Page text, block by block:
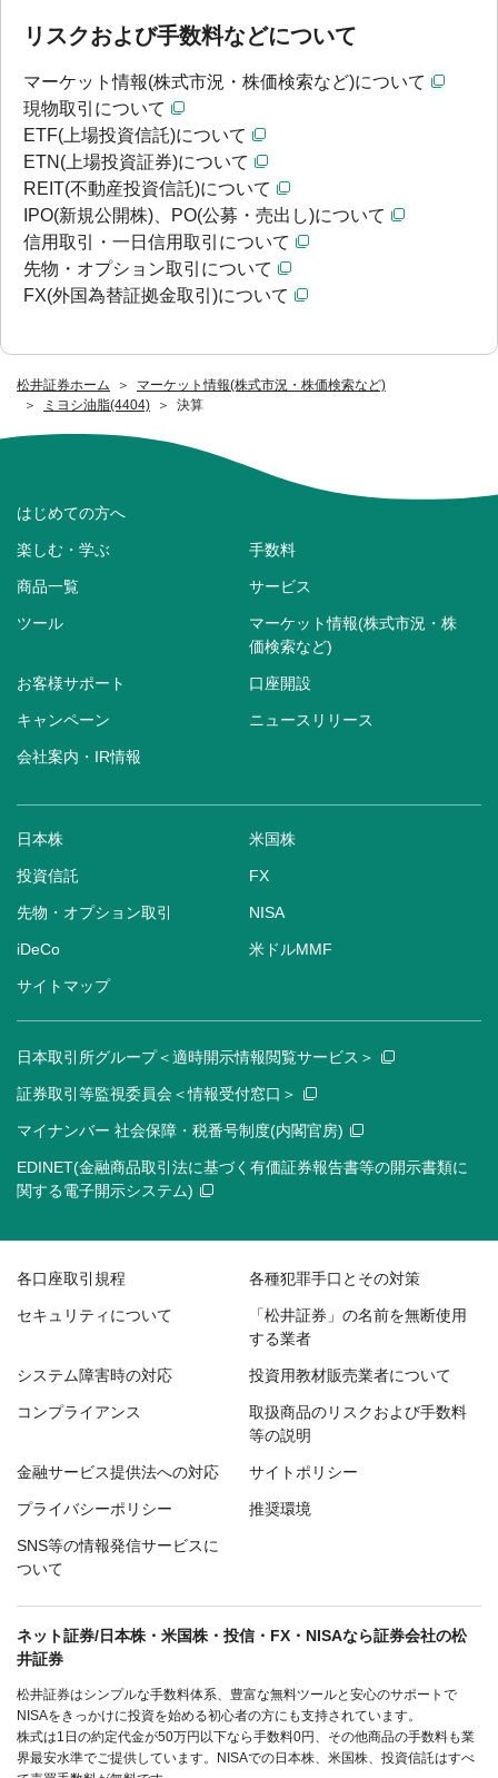
松井証券ホーム
マーケット情報(株式市況・株価検索など)
ミヨシ油脂(4404)
決算
リスクおよび手数料などについて
マーケット情報(株式市況・株価検索など)について
現物取引について
ETF(上場投資信託)について
ETN(上場投資証券)について
REIT(不動産投資信託)について
IPO(新規公開株)、PO(公募・売出し)について
信用取引・一日信用取引について
先物・オプション取引について
FX(外国為替証拠金取引)について
はじめての方へ
楽しむ・学ぶ 手数料
商品一覧 サービス
ツール
マーケット情報(株式市況・株
価検索など)
お客様サポート 口座開設
キャンペーン ニュースリリース
会社案内・IR情報
日本株 米国株
投資信託 FX
先物・オプション取引 NISA
iDeCo 米ドルMMF
サイトマップ
日本取引所グループ＜適時開示情報閲覧サービス＞
証券取引等監視委員会＜情報受付窓口＞
マイナンバー 社会保障・税番号制度(内閣官房)
EDINET(金融商品取引法に基づく有価証券報告書等の開示書類に
関する電子開示システム)
各口座取引規程 各種犯罪手口とその対策
セキュリティについて
「松井証券」の名前を無断使用
する業者
システム障害時の対応 投資用教材販売業者について
コンプライアンス
取扱商品のリスクおよび手数料
等の説明
金融サービス提供法への対応 サイトポリシー
プライバシーポリシー 推奨環境
SNS等の情報発信サービスに
ついて
ネット証券/日本株・米国株・投信・FX・NISAなら証券会社の松
井証券
松井証券はシンプルな手数料体系、豊富な無料ツールと安心のサポートで
NISAをきっかけに投資を始める初心者の方にも支持されています。
株式は1日の約定代金が50万円以下なら手数料0円、その他商品の手数料も業
界最安水準でご提供しています。NISAでの日本株、米国株、投資信託はすべ